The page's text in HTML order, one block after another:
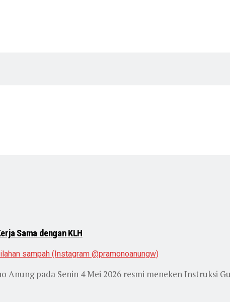
Sama dengan KLH
Anung pada Senin 4 Mei 2026 resmi meneken Instruksi